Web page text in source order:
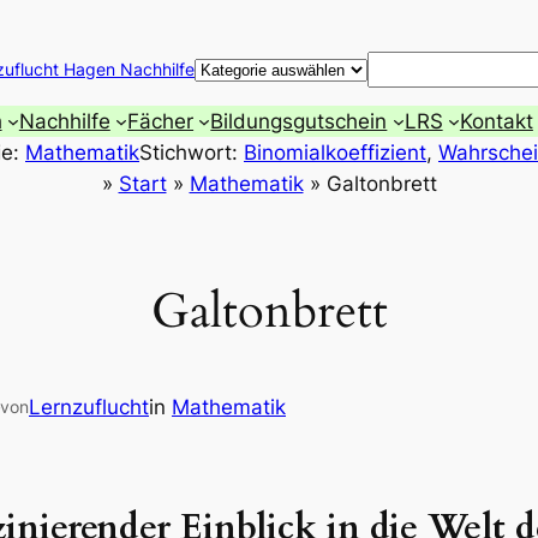
Hagen Nachhilfe Suchen
Nachhilfe Fächer Bildungsgutschein LRS
Kontakt
MathematikStichwort: Binomialkoeffizient,
» Start» Mathematik» Galtonbrett
Galtonbrett
vonLernzufluchtin Mathematik
Einblick in die Welt